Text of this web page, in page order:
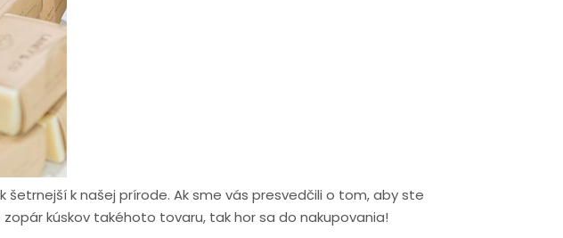
k našej prírode. Ak sme vás presvedčili o tom, aby ste
kúskov takéhoto tovaru, tak hor sa do nakupovania!